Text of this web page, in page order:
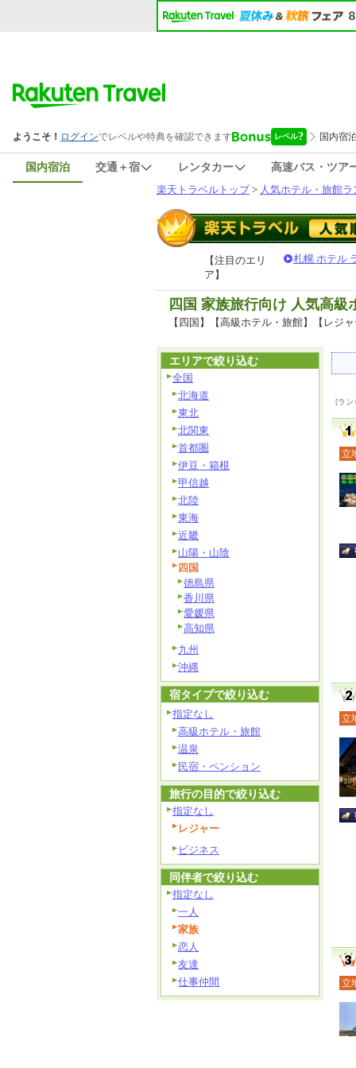
国内宿泊 交通＋宿 レンタカー
高速バス・ツア
楽天トラベルトップ> 人気ホテル・旅館ラ
【注目のエリ
ア】
札幌 ホテル
四国 家族旅行向け 人気高
【四国】【高級ホテル・旅館】【レジ
[ラン
立
立
立
エリアで絞り込む
全国
北海道
東北
北関東
首都圏
伊豆・箱根
甲信越
北陸
東海
近畿
山陽・山陰
四国
徳島県
香川県
愛媛県
高知県
九州
沖縄
宿タイプで絞り込む
指定なし
高級ホテル・旅館
温泉
民宿・ペンション
旅行の目的で絞り込む
指定なし
レジャー
ビジネス
同伴者で絞り込む
指定なし
一人
家族
恋人
友達
仕事仲間